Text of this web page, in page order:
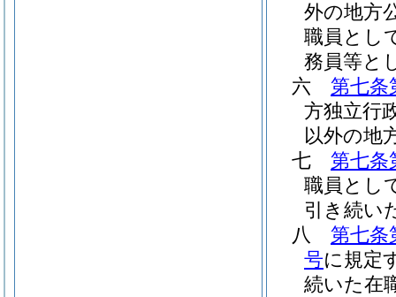
外の地方
職員とし
務員等と
六
第七条
方独立行
以外の地
七
第七条
職員とし
引き続い
八
第七条
号に規定
続いた在